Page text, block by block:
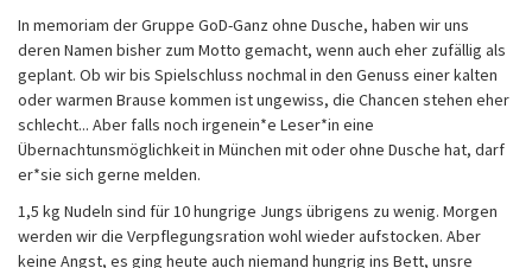
In memoriam der Gruppe GoD-Ganz ohne Dusche, haben wir uns
deren Namen bisher zum Motto gemacht, wenn auch eher zufällig als
geplant. Ob wir bis Spielschluss nochmal in den Genuss einer kalten
oder warmen Brause kommen ist ungewiss, die Chancen stehen eher
schlecht... Aber falls noch irgenein*e Leser*in eine
Übernachtunsmöglichkeit in München mit oder ohne Dusche hat, darf
er*sie sich gerne melden.
1,5 kg Nudeln sind für 10 hungrige Jungs übrigens zu wenig. Morgen
werden wir die Verpflegungsration wohl wieder aufstocken. Aber
keine Angst, es ging heute auch niemand hungrig ins Bett, unsre